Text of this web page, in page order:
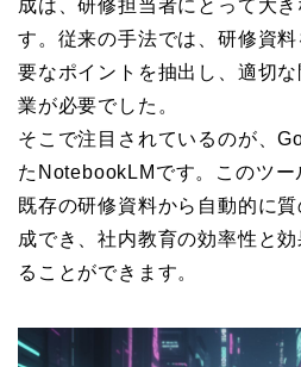
成は、研修担当者にとって大
す。従来の手法では、研修資
要なポイントを抽出し、適切
業が必要でした。
そこで注目されているのが、
たNotebookLMです。このツー
既存の研修資料から自動的に
成でき、社内教育の効率性と
ることができます。